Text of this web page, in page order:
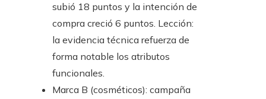
subió 18 puntos y la intención de
compra creció 6 puntos. Lección:
la evidencia técnica refuerza de
forma notable los atributos
funcionales.
Marca B (cosméticos): campaña